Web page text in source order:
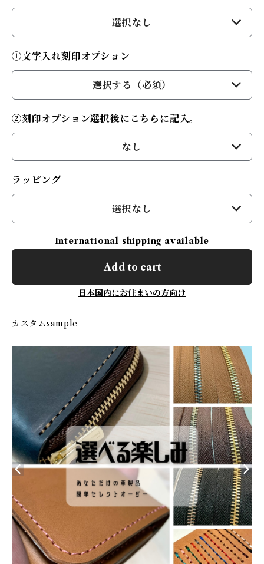
選択なし
①文字入れ刻印オプション
選択する（必須）
②刻印オプション選択後にこちらに記入。
なし
ラッピング
選択なし
International shipping available
Add to cart
日本国内にお住まいの方向け
カスタムsample